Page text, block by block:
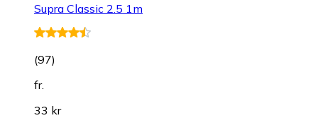
Supra Classic 2.5 1m
(97)
fr.
33 kr